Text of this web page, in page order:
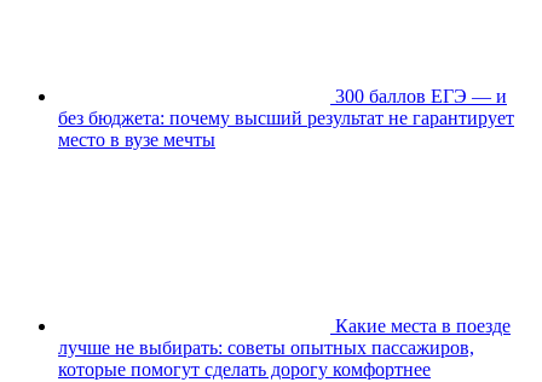
300 баллов ЕГЭ — и
без бюджета: почему высший результат не гарантирует
место в вузе мечты
Какие места в поезде
лучше не выбирать: советы опытных пассажиров,
которые помогут сделать дорогу комфортнее